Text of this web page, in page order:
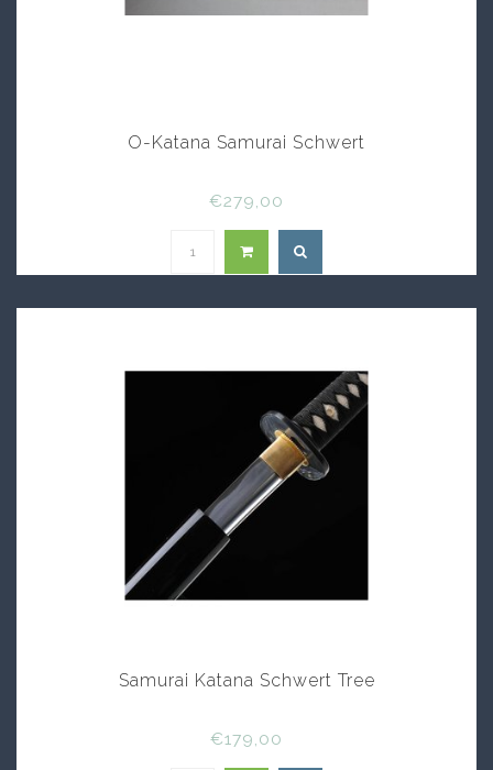
O-Katana Samurai Schwert
€279,00
Samurai Katana Schwert Tree
€179,00